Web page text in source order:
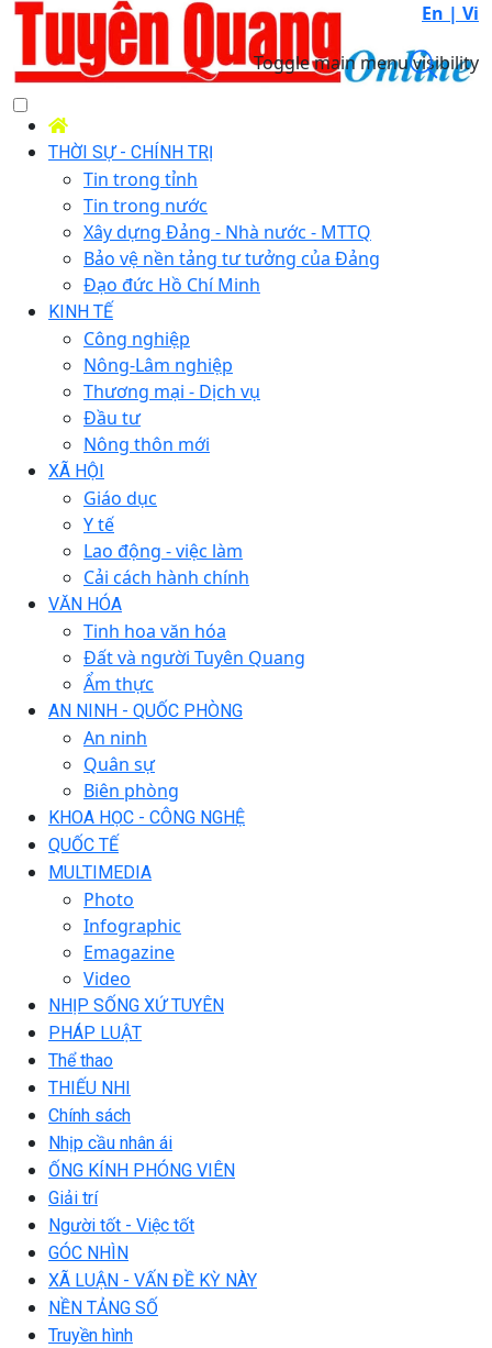
En | Vi
Toggle main menu visibility
THỜI SỰ - CHÍNH TRỊ
Tin trong tỉnh
Tin trong nước
Xây dựng Đảng - Nhà nước - MTTQ
Bảo vệ nền tảng tư tưởng của Đảng
Đạo đức Hồ Chí Minh
KINH TẾ
Công nghiệp
Nông-Lâm nghiệp
Thương mại - Dịch vụ
Đầu tư
Nông thôn mới
XÃ HỘI
Giáo dục
Y tế
Lao động - việc làm
Cải cách hành chính
VĂN HÓA
Tinh hoa văn hóa
Đất và người Tuyên Quang
Ẩm thực
AN NINH - QUỐC PHÒNG
An ninh
Quân sự
Biên phòng
KHOA HỌC - CÔNG NGHỆ
QUỐC TẾ
MULTIMEDIA
Photo
Infographic
Emagazine
Video
NHỊP SỐNG XỨ TUYÊN
PHÁP LUẬT
Thể thao
THIẾU NHI
Chính sách
Nhịp cầu nhân ái
ỐNG KÍNH PHÓNG VIÊN
Giải trí
Người tốt - Việc tốt
GÓC NHÌN
XÃ LUẬN - VẤN ĐỀ KỲ NÀY
NỀN TẢNG SỐ
Truyền hình